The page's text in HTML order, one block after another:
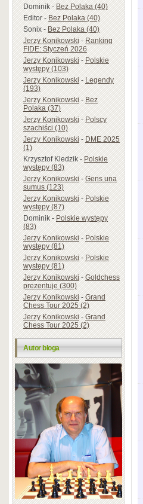
Dominik-Bez Polaka (40)
Editor-Bez Polaka (40)
Sonix-Bez Polaka (40)
Jerzy Konikowski-Ranking
FIDE: Styczeń 2026
Jerzy Konikowski-Polskie
występy (103)
Jerzy Konikowski-Legendy
(193)
Jerzy Konikowski-Bez
Polaka (37)
Jerzy Konikowski-Polscy
szachiści (10)
Jerzy Konikowski-DME 2025
(1)
Krzysztof Kledzik-Polskie
występy (83)
Jerzy Konikowski-Gens una
sumus (123)
Jerzy Konikowski-Polskie
występy (87)
Dominik-Polskie występy
(83)
Jerzy Konikowski-Polskie
występy (81)
Jerzy Konikowski-Polskie
występy (81)
Jerzy Konikowski-Goldchess
prezentuje (300)
Jerzy Konikowski-Grand
Chess Tour 2025 (2)
Jerzy Konikowski-Grand
Chess Tour 2025 (2)
Autor bloga